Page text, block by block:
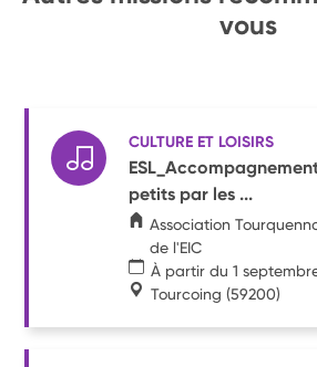
vous
CULTURE ET LOISIRS
petits par les ...
Association
de l'EIC
À partir du 1
Tourcoing (59200)